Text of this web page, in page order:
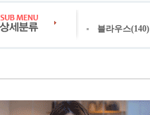
블라우스(140)